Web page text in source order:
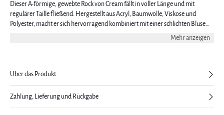
Dieser A-förmige, gewebte Rock von Cream fällt in voller Länge und mit
regulärer Taille fließend. Hergestellt aus Acryl, Baumwolle, Viskose und
Polyester, macht er sich hervorragend kombiniert mit einer schlichten Bluse
und eleganten Pumps. Das Modell ist 177 cm groß und trägt eine Größe 38/M.
Mehr anzeigen
Über das Produkt
Zahlung, Lieferung und Rückgabe